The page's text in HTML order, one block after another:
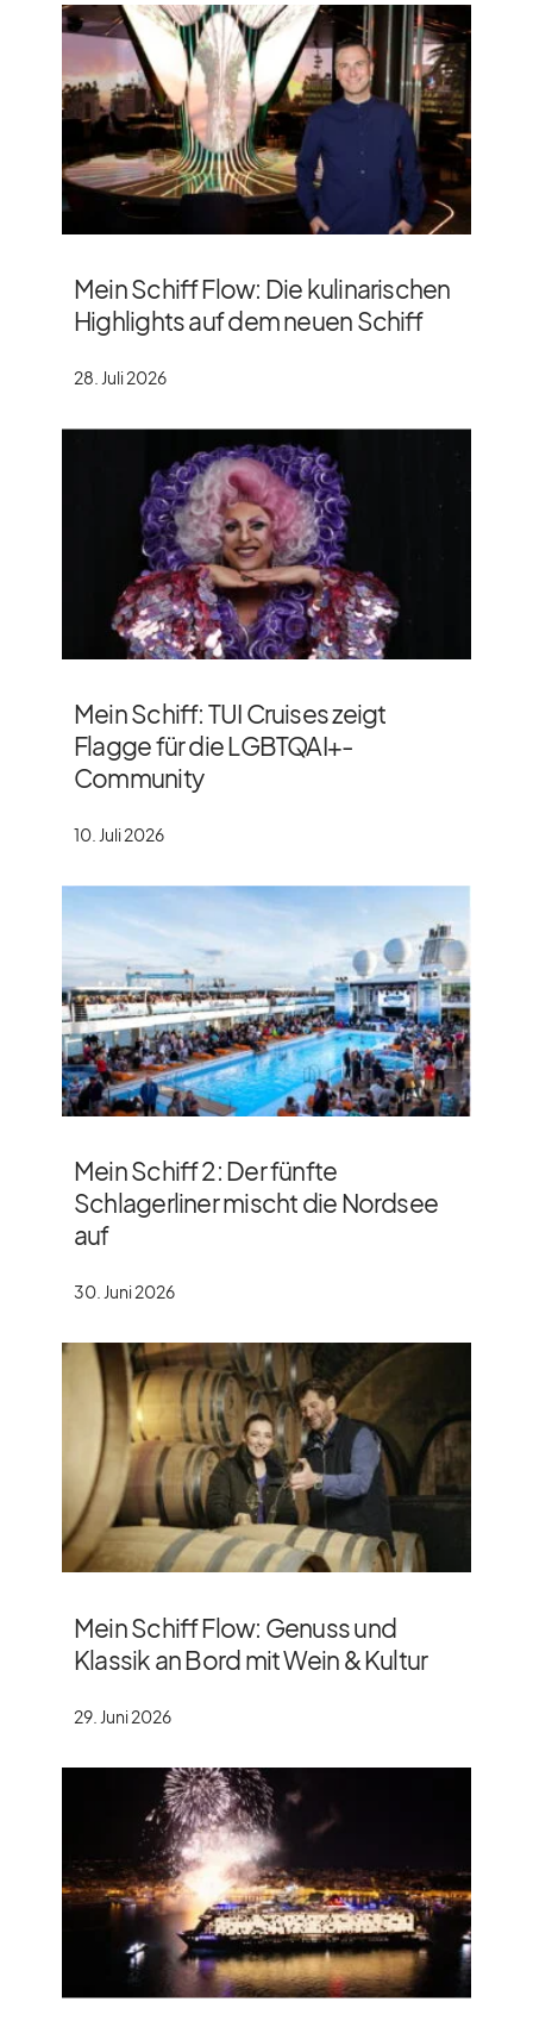
Mein Schiff Flow: Die kulinarischen
Highlights auf dem neuen Schiff
28. Juli 2026
Mein Schiff: TUI Cruises zeigt
Flagge für die LGBTQAI+-
Community
10. Juli 2026
Mein Schiff 2: Der fünfte
Schlagerliner mischt die Nordsee
auf
30. Juni 2026
Mein Schiff Flow: Genuss und
Klassik an Bord mit Wein & Kultur
29. Juni 2026